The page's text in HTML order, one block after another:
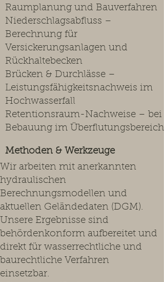
Raumplanung und Bauverfahren
Niederschlagsabfluss –
Berechnung für
Versickerungsanlagen und
Rückhaltebecken
Brücken & Durchlässe –
Leistungsfähigkeitsnachweis im
Hochwasserfall
Retentionsraum-Nachweise – bei
Bebauung im Überflutungsbereich
Methoden & Werkzeuge
Wir arbeiten mit anerkannten
hydraulischen
Berechnungsmodellen und
aktuellen Geländedaten (DGM).
Unsere Ergebnisse sind
behördenkonform aufbereitet und
direkt für wasserrechtliche und
baurechtliche Verfahren
einsetzbar.